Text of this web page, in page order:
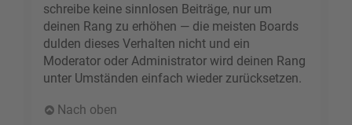
schreibe keine sinnlosen Beiträge, nur um
deinen Rang zu erhöhen — die meisten Boards
dulden dieses Verhalten nicht und ein
Moderator oder Administrator wird deinen Rang
unter Umständen einfach wieder zurücksetzen.
Nach oben